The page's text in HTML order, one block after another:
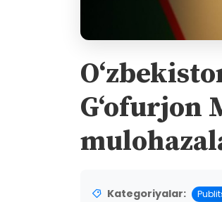
G‘ofurjon
Kategoriyalar: